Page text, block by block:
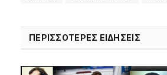
ΠΕΡΙΣΣΟΤΕΡΕΣ ΕΙΔΗΣΕΙΣ